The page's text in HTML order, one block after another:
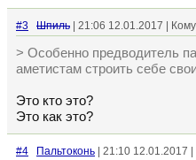
#3 Шпиль | 21:06 12.01.2017 |
> Особенно предводитель
аметистам строить себе
Это кто это?
Это как это?
#4 Пальтоконь | 21:10 12.01.2017